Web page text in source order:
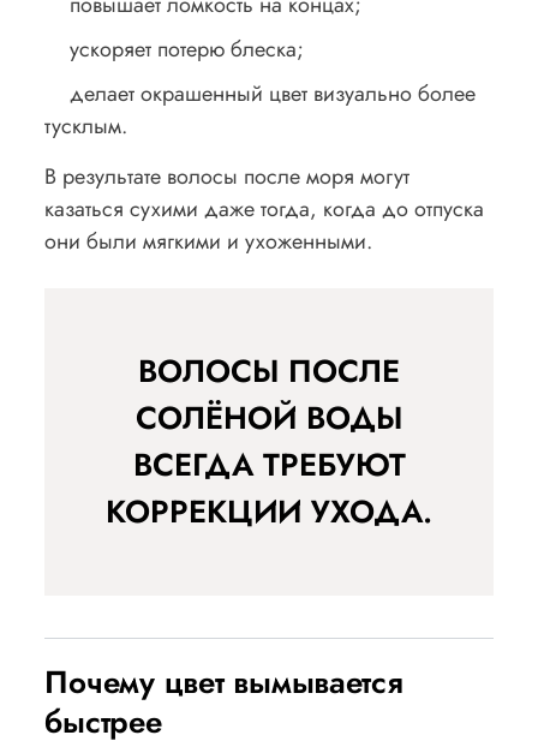
ускоряет потерю блеска;
делает окрашенный цвет визуально более
тусклым.
В результате волосы после моря могут
казаться сухими даже тогда, когда до отпуска
они были мягкими и ухоженными.
ВОЛОСЫ ПОСЛЕ
СОЛЁНОЙ ВОДЫ
ВСЕГДА ТРЕБУЮТ
КОРРЕКЦИИ УХОДА.
Почему цвет вымывается
быстрее